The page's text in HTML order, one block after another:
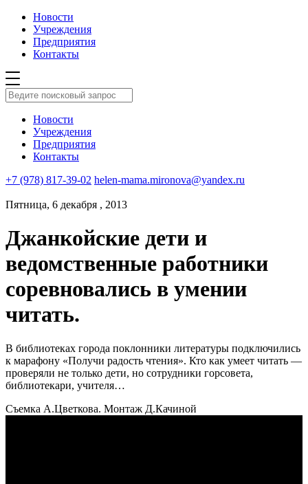
Новости
Учреждения
Предприятия
Контакты
Новости
Учреждения
Предприятия
Контакты
+7 (978) 817-39-02 helen-mama.mironova@yandex.ru
Пятница, 6 декабря , 2013
Джанкойские дети и
ведомственные работники
соревновались в умении
читать.
В библиотеках города поклонники литературы подключились
к марафону «Получи радость чтения». Кто как умеет читать —
проверяли не только дети, но сотрудники горсовета,
библиотекари, учителя…
Съемка А.Цветкова. Монтаж Д.Качиной